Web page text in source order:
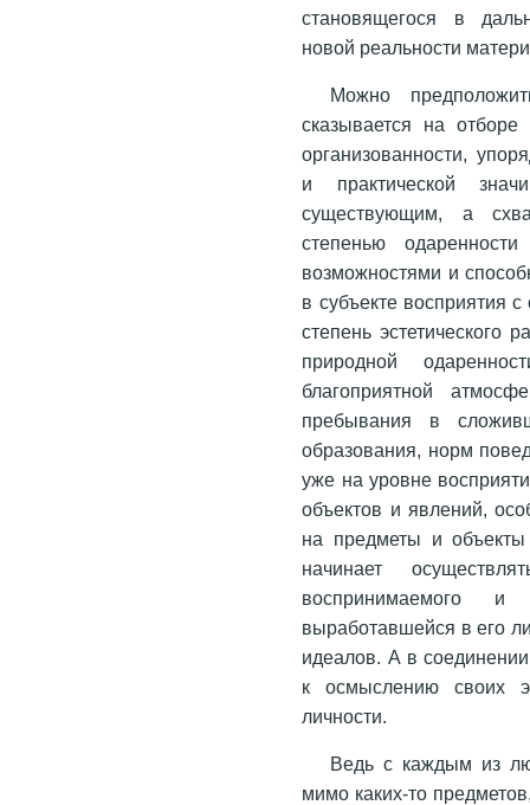
становящегося в
новой реальности
Можно
сказывается на
организованности,
и практической
существующим, а
степенью
возможностями и
в субъекте восприятия
степень эстетического
природной
благоприятной
пребывания в
образования, норм
уже на уровне
объектов и явлений,
на предметы и объекты
начинает
воспринимаемого
выработавшейся в его
идеалов. А в
к осмыслению своих
личности.
Ведь с каждым из
мимо каких-то